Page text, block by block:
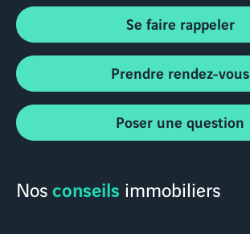
Se faire rappeler
Prendre rendez-vous
Poser une question
Nosconseils immobiliers